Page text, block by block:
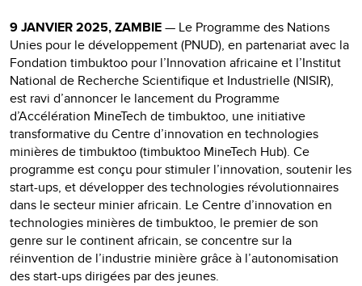
9 JANVIER 2025, ZAMBIE— Le Programme des Nations
Unies pour le développement (PNUD), en partenariat avec la
Fondation timbuktoo pour l’Innovation africaine et l’Institut
National de Recherche Scientifique et Industrielle (NISIR),
est ravi d’annoncer le lancement du Programme
d’Accélération MineTech de timbuktoo, une initiative
transformative du Centre d’innovation en technologies
minières de timbuktoo (timbuktoo MineTech Hub). Ce
programme est conçu pour stimuler l’innovation, soutenir les
start-ups, et développer des technologies révolutionnaires
dans le secteur minier africain. Le Centre d’innovation en
technologies minières de timbuktoo, le premier de son
genre sur le continent africain, se concentre sur la
réinvention de l’industrie minière grâce à l’autonomisation
des start-ups dirigées par des jeunes.